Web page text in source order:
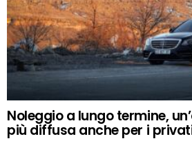
Noleggio a lungo termine,
più diffusa anche per i